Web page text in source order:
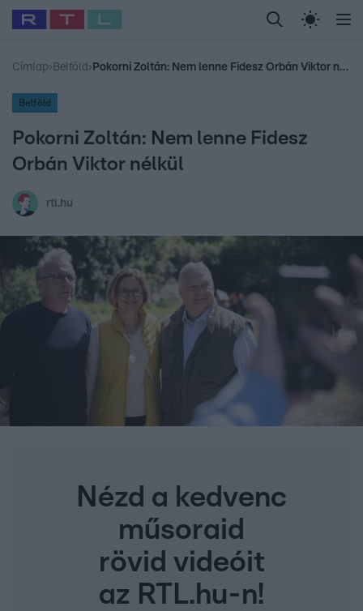
Legfrissebb RTL Híradó Randi Celeb vagyok,
Babits Marcella Most Wanted Gallusz
Címlap› Belföld › Pokorni Zoltán: Nem lenne Fidesz Orbán Viktor nélkül
Belföld
Pokorni Zoltán: Nem lenne Fidesz
Orbán Viktor nélkül
rtl.hu
Nézd a kedvenc
műsoraid
rövid videóit
az RTL.hu-n!